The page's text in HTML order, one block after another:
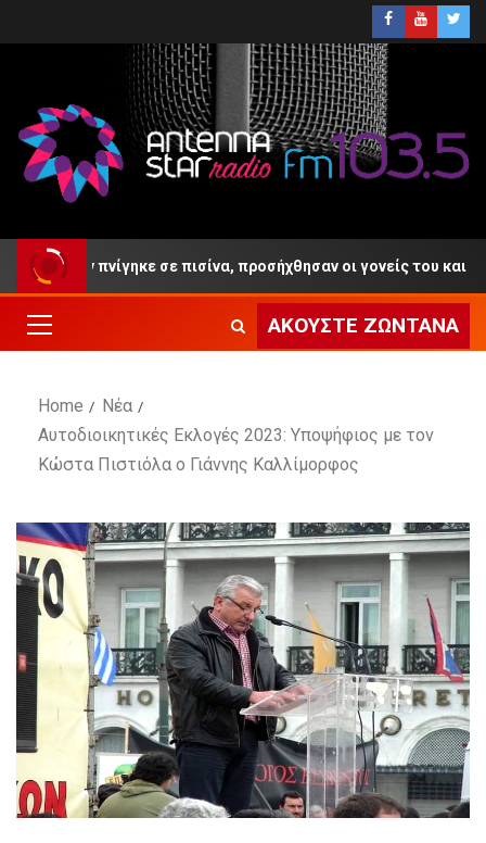
πνίγηκε σε πισίνα, προσήχθησαν οι γονείς του και ο
ΑΚΟΎΣΤΕ ΖΩΝΤΑΝΆ
Home
Νέα
Αυτοδιοικητικές Εκλογές 2023: Υποψήφιος με τον
Κώστα Πιστιόλα ο Γιάννης Καλλίμορφος